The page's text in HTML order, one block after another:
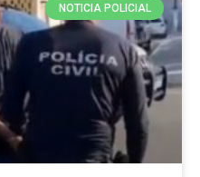
NOTICIA POLICIAL